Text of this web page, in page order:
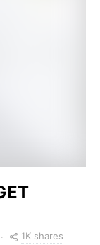
1K shares